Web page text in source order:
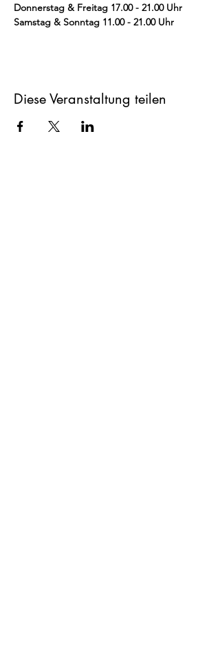
Donnerstag & Freitag 17.00 - 21.00 Uhr
Samstag & Sonntag 11.00 - 21.00 Uhr
Diese Veranstaltung teilen